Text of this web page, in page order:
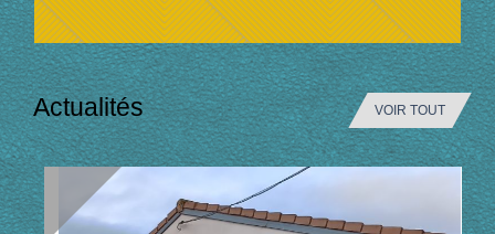
Actualités VOIR TOUT